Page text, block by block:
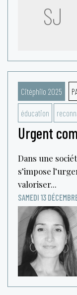
SJ
Citéphilo 2025
éducation
Urgent
Dans une
s’impose
valoriser...
SAMEDI 13